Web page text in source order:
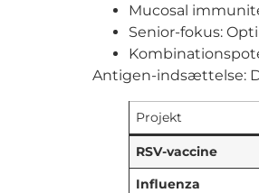
Mucosal
Senior-fokus:
Antigen-indsættelse:
Projekt
RSV-vaccine
Influenza